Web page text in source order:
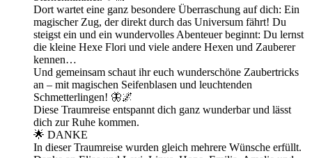
Dort wartet eine ganz besondere Überraschung auf dich: Ein
magischer Zug, der direkt durch das Universum fährt! Du
steigst ein und ein wundervolles Abenteuer beginnt: Du lernst
die kleine Hexe Flori und viele andere Hexen und Zauberer
kennen…
Und gemeinsam schaut ihr euch wunderschöne Zaubertricks
an – mit magischen Seifenblasen und leuchtenden
Schmetterlingen! 🦋🌌
Diese Traumreise entspannt dich ganz wunderbar und lässt
dich zur Ruhe kommen.
🌟 DANKE
In dieser Traumreise wurden gleich mehrere Wünsche erfüllt.